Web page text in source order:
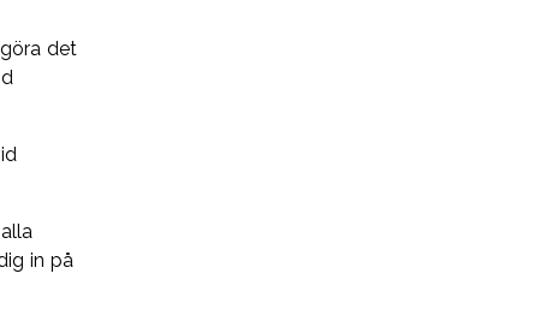
det
in på